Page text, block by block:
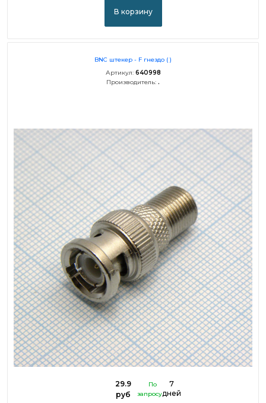
В корзину
BNC штекер - F гнездо ( )
Артикул: 640998
Производитель: .
29.9
руб
По
запросу
7
дней